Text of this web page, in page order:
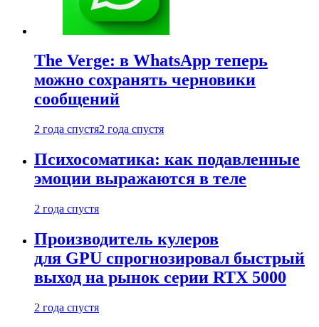
The Verge: в WhatsApp теперь
можно сохранять черновики
сообщений
2 года спустя2 года спустя
Психосоматика: как подавленные
эмоции выражаются в теле
2 года спустя
Производитель кулеров
для GPU спрогнозировал быстрый
выход на рынок серии RTX 5000
2 года спустя